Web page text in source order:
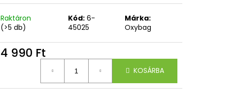
Raktáron
(>5 db)
Kód: 6-
45025
Márka:
Oxybag
4 990 Ft
KOSÁRBA